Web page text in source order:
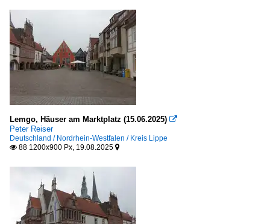
Lemgo, Häuser am Marktplatz (15.06.2025) 
Peter Reiser
Deutschland / Nordrhein-Westfalen / Kreis Lippe
 88 1200x900 Px, 19.08.2025 